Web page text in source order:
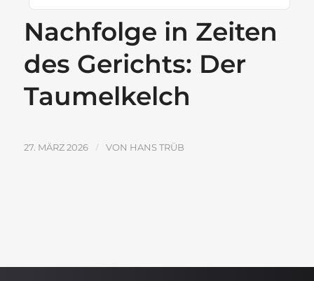
Nachfolge in Zeiten
des Gerichts: Der
Taumelkelch
27. MÄRZ 2026 / VON HANS TRÜB